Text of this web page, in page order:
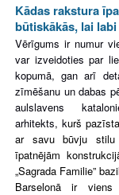
Kādas rakstura
būtiskākās, lai
Vērīgums ir numur
var izveidoties par
kopumā, gan arī
zīmēšanu un dabas
aulslavens
arhitekts, kurš
ar savu būvju
īpatnējām
„Sagrada Familie”
Barselonā
ir viens